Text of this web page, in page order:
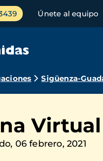
Únete al equipo
Sigüenza-
Virtual
06 febrero, 2021